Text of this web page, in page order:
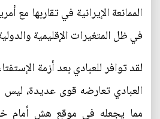
الممانعة الإيرانية في تقاربها مع
في ظل المتغيرات الإقليمية
لقد توافر للعبادي بعد أزمة
العبادي تعارضه قوى عديدة،
مما يجعله في موقع هش أمام